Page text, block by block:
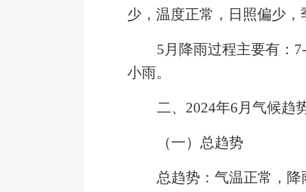
少，温度正常，日照偏少，
5月降雨过程主要有：
小雨。
二、 2024年6月气候趋
（一）总趋势
总趋势：气温正常，